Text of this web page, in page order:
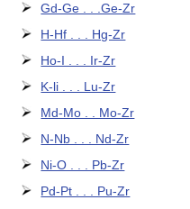
Gd-Ge . . .Ge-Zr
H-Hf . . . Hg-Zr
Ho-I . . . Ir-Zr
K-li . . . Lu-Zr
Md-Mo . . Mo-Zr
N-Nb . . . Nd-Zr
Ni-O . . . Pb-Zr
Pd-Pt . . . Pu-Zr